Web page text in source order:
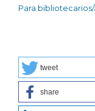
Para bibliotecarios/
tweet
share